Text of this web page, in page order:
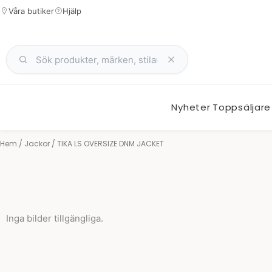
Hoppa
Våra butiker Hjälp
Nyheter Toppsäljare
Hem / Jackor / TIKA LS OVERSIZE DNM JACKET
Inga bilder tillgängliga.